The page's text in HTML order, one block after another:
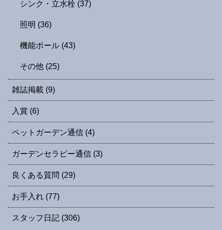
シンク・立水栓 (37)
照明 (36)
機能ポール (43)
その他 (25)
雑誌掲載 (9)
入賞 (6)
ペットガーデン通信 (4)
ガーデンセラピー通信 (3)
良くある質問 (29)
お手入れ (77)
スタッフ日記 (306)